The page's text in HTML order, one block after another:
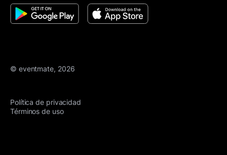
© eventmate, 2026
Política de privacidad
Términos de uso